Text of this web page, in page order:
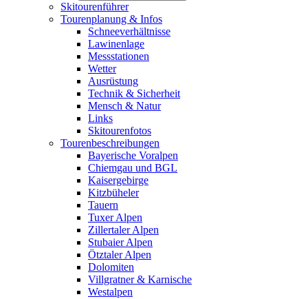
Skitourenführer
Tourenplanung & Infos
Schneeverhältnisse
Lawinenlage
Messstationen
Wetter
Ausrüstung
Technik & Sicherheit
Mensch & Natur
Links
Skitourenfotos
Tourenbeschreibungen
Bayerische Voralpen
Chiemgau und BGL
Kaisergebirge
Kitzbüheler
Tauern
Tuxer Alpen
Zillertaler Alpen
Stubaier Alpen
Ötztaler Alpen
Dolomiten
Villgratner & Karnische
Westalpen